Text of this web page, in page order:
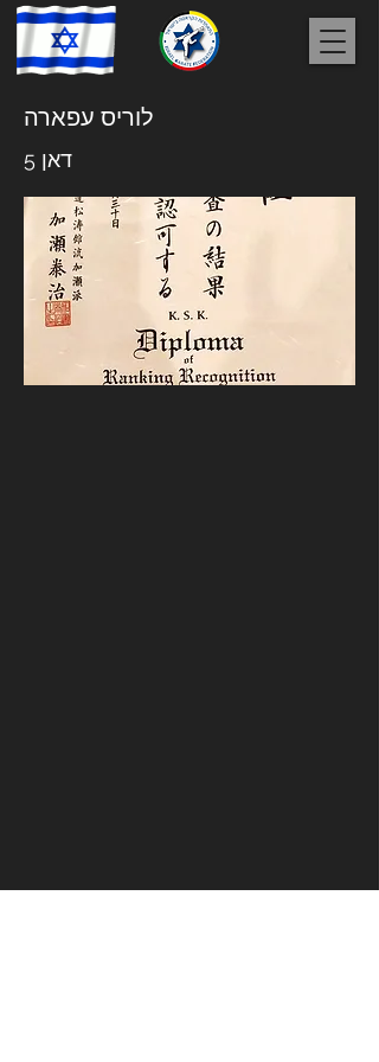
לוריס עפארה
דאן 5